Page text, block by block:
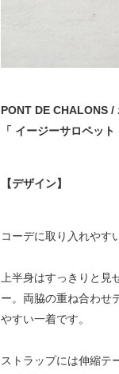
PONT DE CHALONS /
「 イージーサロペット
【デザイン】
コーデに取り入れやす
上半身はすっきりと
ー。両脇の重ね合わせ
やすい一着です。
ストラップには伸縮テ